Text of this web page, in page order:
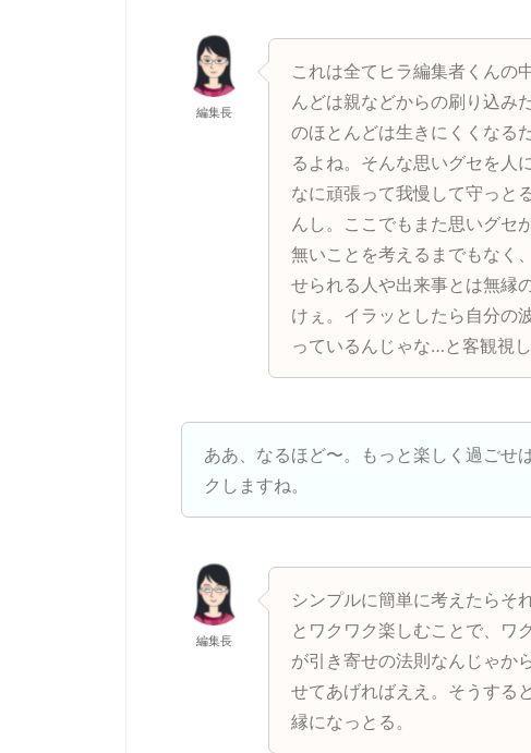
編集長
これは全てヒラ編集者くんの
んどは親などからの刷り込み
のほとんどは生きにくくなる
るよね。そんな思いグセを人
なに頑張って我慢して守っと
んし。ここでもまた思いグセ
無いことを考えるまでもなく
せられる人や出来事とは無縁
けぇ。イラッとしたら自分の
っているんじゃな…と客観視
ああ、なるほど〜。もっと楽しく過ごせ
クしますね。
編集長
シンプルに簡単に考えたらそ
とワクワク楽しむことで、ワ
が引き寄せの法則なんじゃか
せてあげればええ。そうする
縁になっとる。